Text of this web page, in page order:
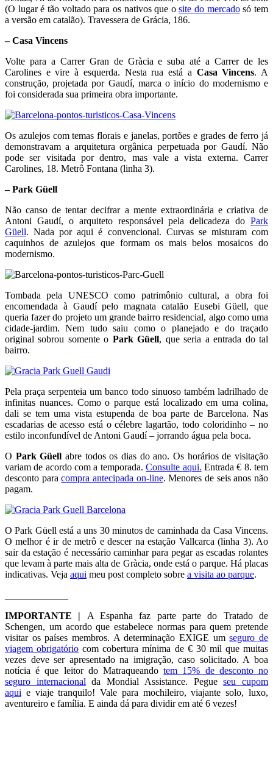
(O lugar é tão voltado para os nativos que osite do mercadosó tem
a versão em catalão). Travessera de Grácia, 186.
– Casa Vincens
Volte para a Carrer Gran de Gràcia e suba até a Carrer de les
Carolines e vire à esquerda. Nesta rua está a Casa Vincens. A
construção, projetada por Gaudí, marca o início do modernismo e
foi considerada sua primeira obra importante.
Os azulejos com temas florais e janelas, portões e grades de ferro já
demonstravam a arquitetura orgânica perpetuada por Gaudí. Não
pode ser visitada por dentro, mas vale a vista externa. Carrer
Carolines, 18. Metrô Fontana (linha 3).
– Park Güell
Não canso de tentar decifrar a mente extraordinária e criativa de
Antoni Gaudí, o arquiteto responsável pela delicadeza do Park
Güell. Nada por aqui é convencional. Curvas se misturam com
caquinhos de azulejos que formam os mais belos mosaicos do
modernismo.
Tombada pela UNESCO como patrimônio cultural, a obra foi
encomendada à Gaudí pelo magnata catalão Eusebi Güell, que
queria fazer do projeto um grande bairro residencial, algo como uma
cidade-jardim. Nem tudo saiu como o planejado e do traçado
original sobrou somente o Park Güell, que seria a entrada do tal
bairro.
Pela praça serpenteia um banco todo sinuoso também ladrilhado de
infinitas nuances. Como o parque está localizado em uma colina,
dali se tem uma vista estupenda de boa parte de Barcelona. Nas
escadarias de acesso está o célebre lagartão, todo coloridinho – no
estilo inconfundível de Antoni Gaudí – jorrando água pela boca.
O Park Güell abre todos os dias do ano. Os horários de visitação
variam de acordo com a temporada.Consulte aqui. Entrada € 8. tem
desconto paracompra antecipada on-line. Menores de seis anos não
pagam.
O Park Güell está a uns 30 minutos de caminhada da Casa Vincens.
O melhor é ir de metrô e descer na estação Vallcarca (linha 3). Ao
sair da estação é necessário caminhar para pegar as escadas rolantes
que levam à parte mais alta de Gràcia, onde está o parque. Há placas
indicativas. Veja aqui meu post completo sobre a visita ao parque.
IMPORTANTE |
A Espanha faz parte parte do Tratado de
Schengen, um acordo que estabelece normas para quem pretende
visitar os países membros. A determinação EXIGE umseguro de
viagem obrigatório com cobertura mínima de € 30 mil que muitas
vezes deve ser apresentado na imigração, caso solicitado. A boa
notícia é que leitor do Matraqueandotem 15% de desconto no
seguro internacional da Mondial Assistance. Pegueseu cupom
aqui e viaje tranquilo! Vale para mochileiro, viajante solo, luxo,
aventureiro e família. E ainda dá para dividir em até 6 vezes!